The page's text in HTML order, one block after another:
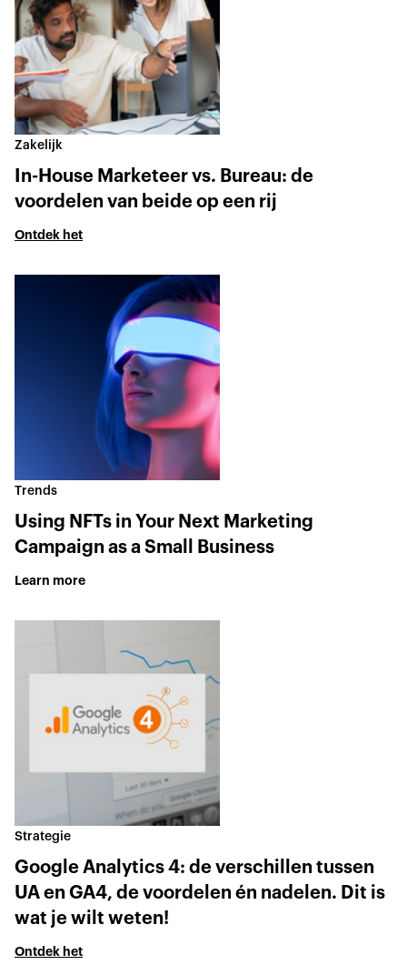
Zakelijk
In-House Marketeer vs. Bureau: de
voordelen van beide op een rij
Ontdek het
Trends
Using NFTs in Your Next Marketing
Campaign as a Small Business
Learn more
Strategie
Google Analytics 4: de verschillen tussen
UA en GA4, de voordelen én nadelen. Dit is
wat je wilt weten!
Ontdek het